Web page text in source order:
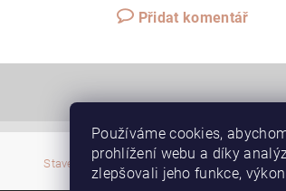
Přidat komentář
Stavební pouzdra JAP | SAPELI posuvné
Používáme cookies,
prohlížení webu a díky
zlepšovali jeho funkce,